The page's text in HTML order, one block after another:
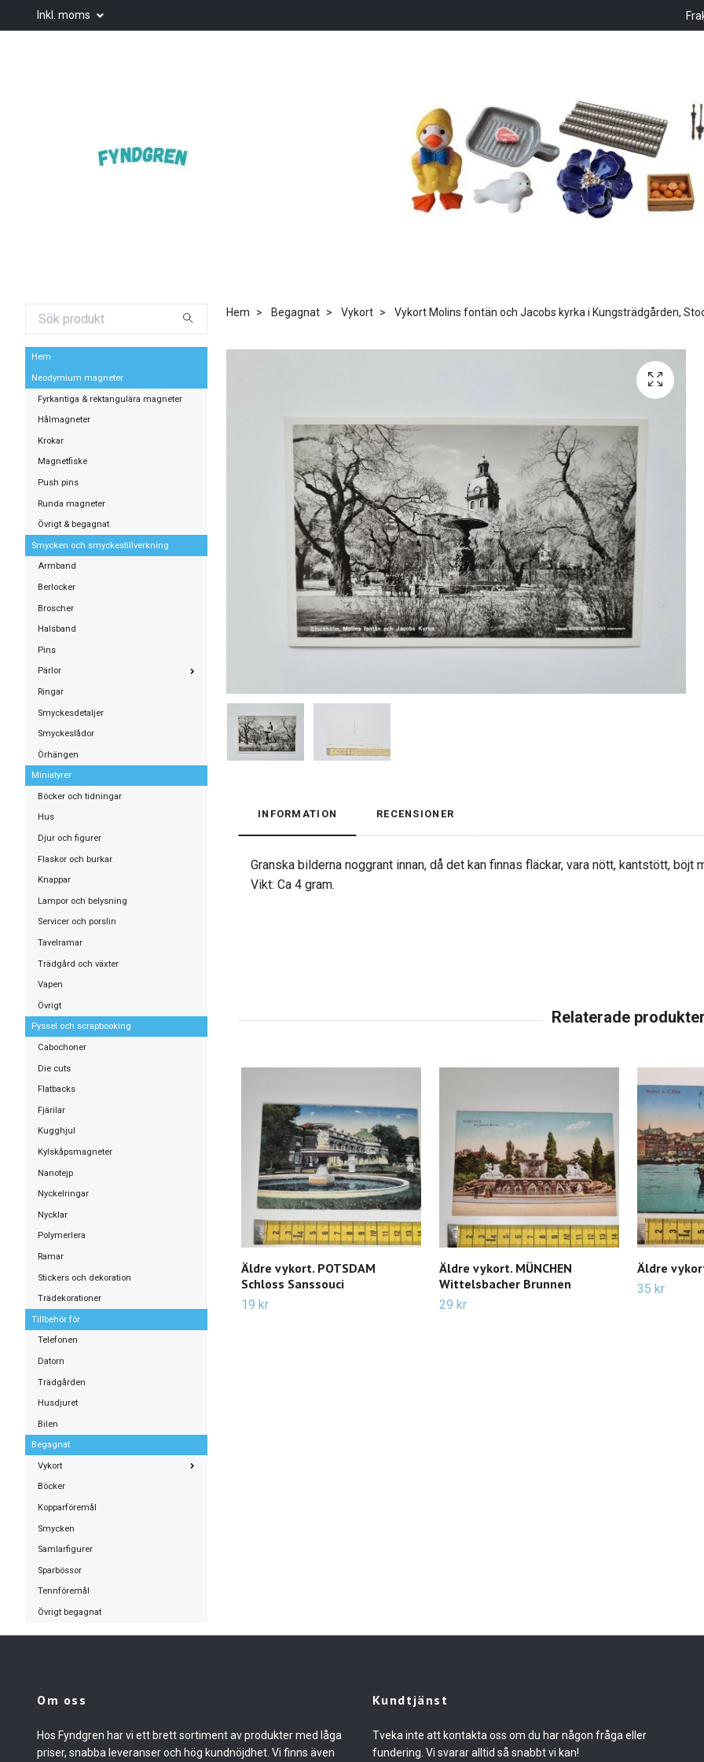
Inkl. moms
Hem
Neodymium magneter
Fyrkantiga & rektangulära magneter
Hålmagneter
Krokar
Magnetfiske
Push pins
Runda magneter
Övrigt & begagnat
Smycken och smyckestillverkning
Armband
Berlocker
Broscher
Halsband
Pins
Pärlor
Ringar
Smyckesdetaljer
Smyckeslådor
Örhängen
Miniatyrer
Böcker och tidningar
Hus
Djur och figurer
Flaskor och burkar
Knappar
Lampor och belysning
Servicer och porslin
Tavelramar
Trädgård och växter
Vapen
Övrigt
Pyssel och scrapbooking
Cabochoner
Die cuts
Flatbacks
Fjärilar
Kugghjul
Kylskåpsmagneter
Nanotejp
Nyckelringar
Nycklar
Polymerlera
Ramar
Stickers och dekoration
Trädekorationer
Tillbehör för
Telefonen
Datorn
Trädgården
Husdjuret
Bilen
Begagnat
Vykort
Böcker
Kopparföremål
Smycken
Samlarfigurer
Sparbössor
Tennföremål
Övrigt begagnat
Hem Begagnat Vykort Vykort Molins fontän och Jacobs kyrka i Kungsträdgården,
INFORMATION RECENSIONER
Granska bilderna noggrant innan, då det kan finnas fläckar, vara nött, kantstött, böjt
Vikt: Ca 4 gram.
Äldre vykort. POTSDAM
Schloss Sanssouci
19 kr
Äldre vykort. MÜNCHEN
Wittelsbacher Brunnen
29 kr
Äldre
35 kr
Om oss
Hos Fyndgren har vi ett brett sortiment av produkter med låga
priser, snabba leveranser och hög kundnöjdhet. Vi finns även
Kundtjänst
Tveka inte att kontakta oss om du har någon fråga eller
fundering. Vi svarar alltid så snabbt vi kan!